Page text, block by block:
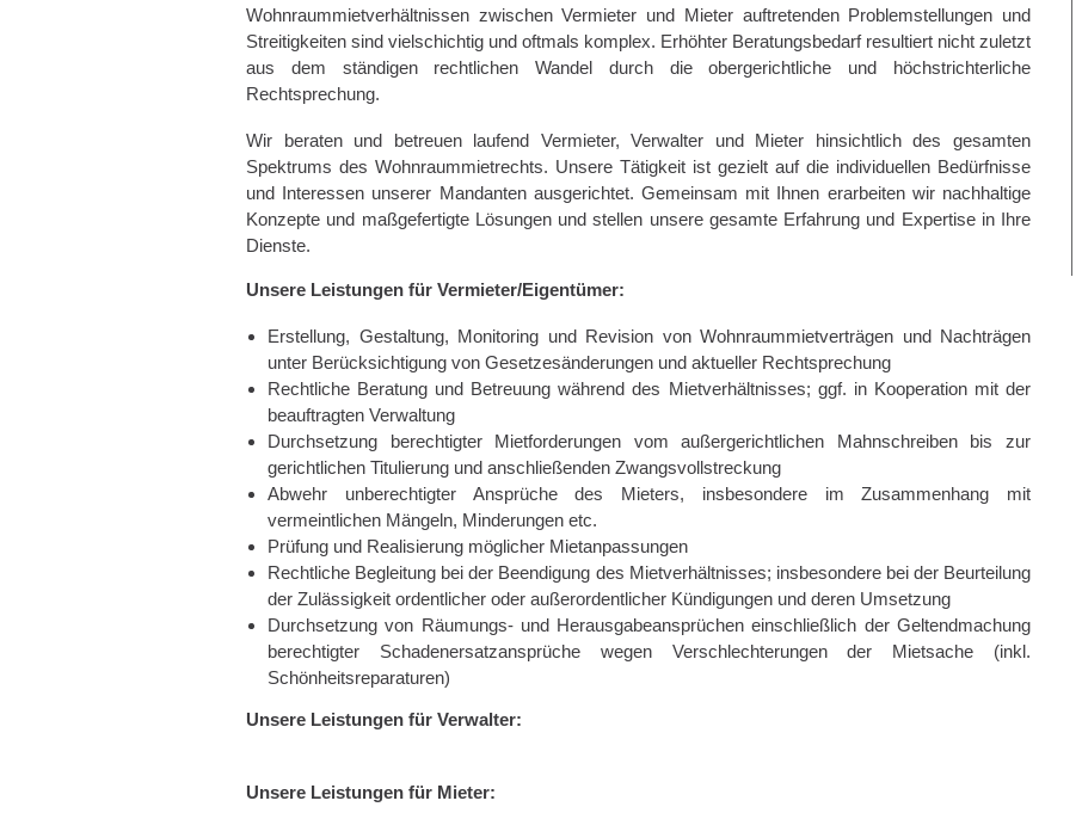
Wohnraummietverhältnissen zwischen Vermieter und Mieter auftretenden Problemstellungen und
Streitigkeiten sind vielschichtig und oftmals komplex. Erhöhter Beratungsbedarf resultiert nicht zuletzt
aus dem ständigen rechtlichen Wandel durch die obergerichtliche und höchstrichterliche
Rechtsprechung.
Wir beraten und betreuen laufend Vermieter, Verwalter und Mieter hinsichtlich des gesamten
Spektrums des Wohnraummietrechts. Unsere Tätigkeit ist gezielt auf die individuellen Bedürfnisse
und Interessen unserer Mandanten ausgerichtet. Gemeinsam mit Ihnen erarbeiten wir nachhaltige
Konzepte und maßgefertigte Lösungen und stellen unsere gesamte Erfahrung und Expertise in Ihre
Dienste.
Unsere Leistungen für Vermieter/Eigentümer:
Erstellung, Gestaltung, Monitoring und Revision von Wohnraummietverträgen und Nachträgen
unter Berücksichtigung von Gesetzesänderungen und aktueller Rechtsprechung
Rechtliche Beratung und Betreuung während des Mietverhältnisses; ggf. in Kooperation mit der
beauftragten Verwaltung
Durchsetzung berechtigter Mietforderungen vom außergerichtlichen Mahnschreiben bis zur
gerichtlichen Titulierung und anschließenden Zwangsvollstreckung
Abwehr unberechtigter Ansprüche des Mieters, insbesondere im Zusammenhang mit
vermeintlichen Mängeln, Minderungen etc.
Prüfung und Realisierung möglicher Mietanpassungen
Rechtliche Begleitung bei der Beendigung des Mietverhältnisses; insbesondere bei der Beurteilung
der Zulässigkeit ordentlicher oder außerordentlicher Kündigungen und deren Umsetzung
Durchsetzung von Räumungs- und Herausgabeansprüchen einschließlich der Geltendmachung
berechtigter Schadenersatzansprüche wegen Verschlechterungen der Mietsache (inkl.
Schönheitsreparaturen)
Unsere Leistungen für Verwalter:
Unsere Leistungen für Mieter: